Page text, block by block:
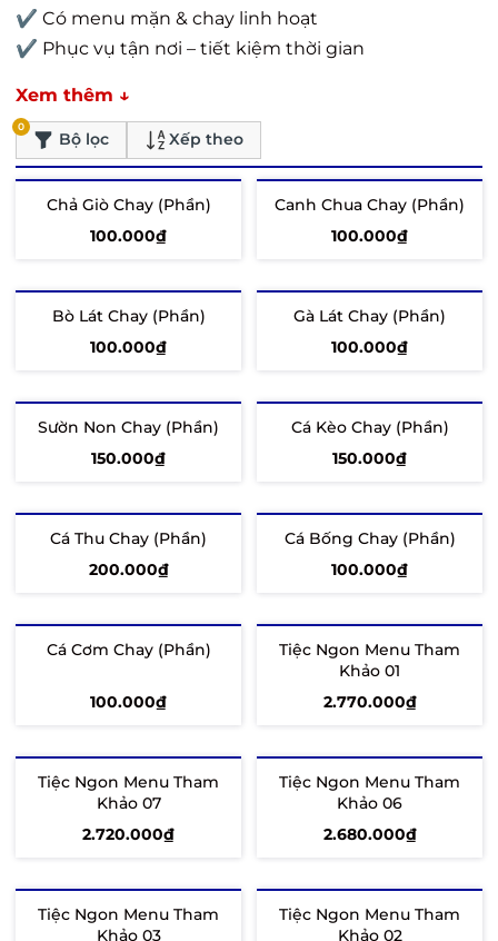
✔ Có menu mặn & chay linh hoạt
✔ Phục vụ tận nơi – tiết kiệm thời gian
Xem thêm ↓
Bộ lọc
0
Xếp theo
Chả Giò Chay (Phần)
100.000₫
Canh Chua Chay (Phần)
100.000₫
Bò Lát Chay (Phần)
100.000₫
Gà Lát Chay (Phần)
100.000₫
Sườn Non Chay (Phần)
150.000₫
Cá Kèo Chay (Phần)
150.000₫
Cá Thu Chay (Phần)
200.000₫
Cá Bống Chay (Phần)
100.000₫
Cá Cơm Chay (Phần)
100.000₫
Tiệc Ngon Menu Tham
Khảo 01
2.770.000₫
Tiệc Ngon Menu Tham
Khảo 07
2.720.000₫
Tiệc Ngon Menu Tham
Khảo 06
2.680.000₫
Tiệc Ngon Menu Tham
Khảo 03
Tiệc Ngon Menu Tham
Khảo 02